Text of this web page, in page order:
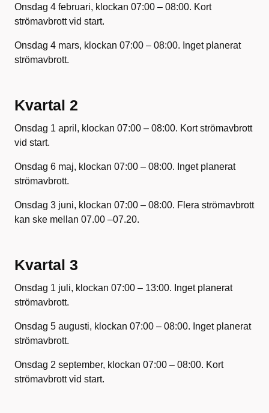
Onsdag 4 februari, klockan 07:00 – 08:00. Kort
strömavbrott vid start.
Onsdag 4 mars, klockan 07:00 – 08:00. Inget planerat
strömavbrott.
Kvartal 2
Onsdag 1 april, klockan 07:00 – 08:00. Kort strömavbrott
vid start.
Onsdag 6 maj, klockan 07:00 – 08:00. Inget planerat
strömavbrott.
Onsdag 3 juni, klockan 07:00 – 08:00. Flera strömavbrott
kan ske mellan 07.00 –07.20.
Kvartal 3
Onsdag 1 juli, klockan 07:00 – 13:00. Inget planerat
strömavbrott.
Onsdag 5 augusti, klockan 07:00 – 08:00. Inget planerat
strömavbrott.
Onsdag 2 september, klockan 07:00 – 08:00. Kort
strömavbrott vid start.